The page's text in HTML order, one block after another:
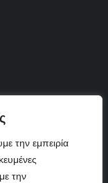
την εμπειρία
την